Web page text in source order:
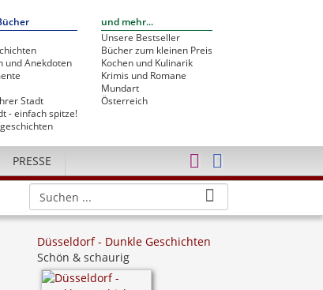
und Anekdoten
Stadt
- einfach spitze!
und mehr...
Unsere Bestseller
Bücher zum kleinen Preis
Kochen und Kulinarik
Krimis und Romane
Mundart
Österreich
PRESSE
Düsseldorf - Dunkle Geschichten
Schön & schaurig